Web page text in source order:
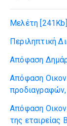
Μελέτη [241Kb]
Περιληπτική
Απόφαση
Απόφαση
Απόφαση
της εταιρείας